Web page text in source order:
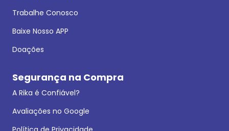
Trabalhe Conosco
Baixe Nosso APP
Doações
Segurança na Compra
A Rika é Confiável?
Avaliações no Google